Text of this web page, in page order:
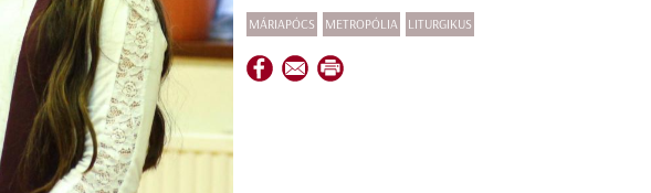
MÁRIAPÓCS METROPÓLIA LITURGIKUS